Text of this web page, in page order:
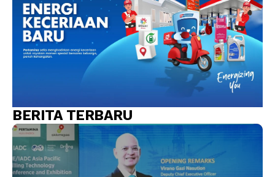
BERITA TERBARU